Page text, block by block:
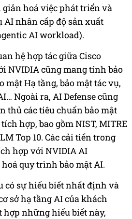
hoá việc phát triển và
nhân cấp độ sản xuất
AI workload).
hệ hợp tác giữa Cisco
NVIDIA cũng mang tính bảo
mật Hạ tầng, bảo mật tác vụ,
Ngoài ra, AI Defense cũng
thủ các tiêu chuẩn bảo mật
hợp, bao gồm NIST, MITRE
Top 10. Các cải tiến trong
hợp với NVIDIA AI
quy trình bảo mật AI.
có sự hiểu biết nhất định và
sở hạ tầng AI của khách
hợp những hiểu biết này,